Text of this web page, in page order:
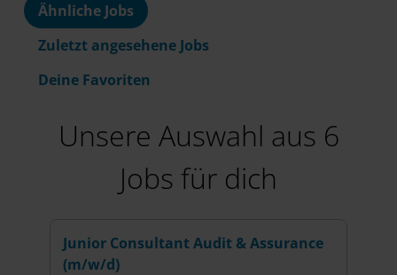
Ähnliche Jobs
Zuletzt angesehene Jobs
Deine Favoriten
Unsere Auswahl aus 6
Jobs für dich
Junior Consultant Audit & Assurance
(m/w/d)